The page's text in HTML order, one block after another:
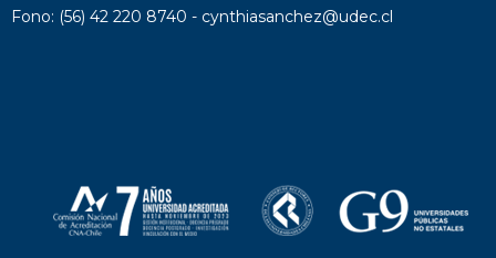
Fono: (56) 42 220 8740 - cynthiasanchez@udec.cl